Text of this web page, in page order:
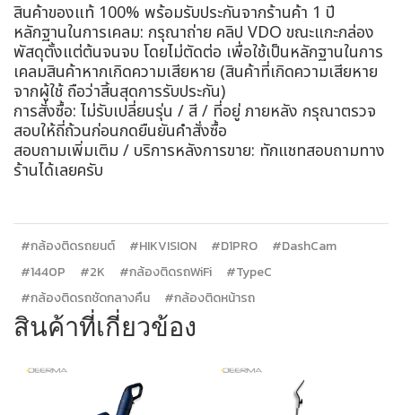
สินค้าของแท้ 100% พร้อมรับประกันจากร้านค้า 1 ปี
หลักฐานในการเคลม: กรุณาถ่าย คลิป VDO ขณะแกะกล่อง
พัสดุตั้งแต่ต้นจนจบ โดยไม่ตัดต่อ เพื่อใช้เป็นหลักฐานในการ
เคลมสินค้าหากเกิดความเสียหาย (สินค้าที่เกิดความเสียหาย
จากผู้ใช้ ถือว่าสิ้นสุดการรับประกัน)
การสั่งซื้อ: ไม่รับเปลี่ยนรุ่น / สี / ที่อยู่ ภายหลัง กรุณาตรวจ
สอบให้ถี่ถ้วนก่อนกดยืนยันคำสั่งซื้อ
สอบถามเพิ่มเติม / บริการหลังการขาย: ทักแชทสอบถามทาง
ร้านได้เลยครับ
#กล้องติดรถยนต์ #HIKVISION #D1PRO
#DashCam
#1440P
#2K #กล้องติดรถWiFi
#TypeC
#กล้องติดรถชัดกลางคืน
#กล้องติดหน้ารถ
สินค้าที่เกี่ยวข้อง